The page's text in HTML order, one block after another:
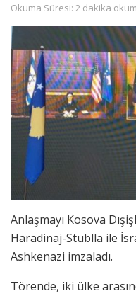
Okuma Süresi: 2 dakika
Anlaşmayı Kosova
Haradinaj-Stublla ile
Ashkenazi imzaladı.
Törende, iki ülke